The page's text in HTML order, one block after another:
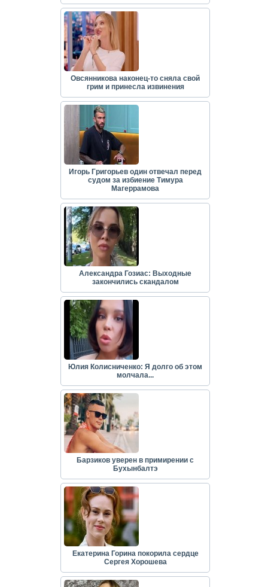
Овсянникова наконец-то сняла свой
грим и принесла извинения
Игорь Григорьев один отвечал перед
судом за избиение Тимура
Магеррамова
Александра Гозиас: Выходные
закончились скандалом
Юлия Колисниченко: Я долго об этом
молчала...
Барзиков уверен в примирении с
Бухынбалтэ
Екатерина Горина покорила сердце
Сергея Хорошева